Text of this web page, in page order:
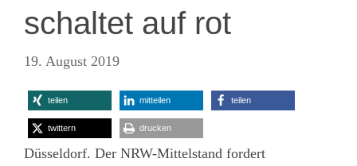
schaltet auf rot
19. August 2019
teilen mitteilen teilen
twittern drucken
Düsseldorf. Der NRW-Mittelstand fordert